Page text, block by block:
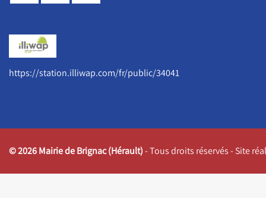
https://station.illiwap.com/fr/public/34041
© 2026 Mairie de Brignac (Hérault)- Tous droits réservés - Site